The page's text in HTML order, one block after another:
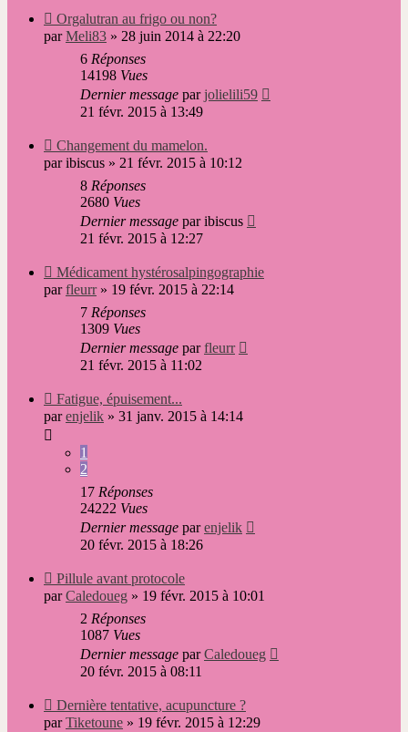
Nouveau
message
Orgalutran au frigo ou non?
parMeli83 » 28 juin 2014 à 22:20
6 Réponses
14198 Vues
Dernier message parjolielili59
21 févr. 2015 à 13:49
Nouveau
message
Changement du mamelon.
paribiscus » 21 févr. 2015 à 10:12
8 Réponses
2680 Vues
Dernier message paribiscus
21 févr. 2015 à 12:27
Nouveau
message
Médicament hystérosalpingographie
parfleurr» 19 févr. 2015 à 22:14
7 Réponses
1309 Vues
Dernier message parfleurr
21 févr. 2015 à 11:02
Nouveau
message
Fatigue, épuisement...
parenjelik » 31 janv. 2015 à 14:14
1
2
17 Réponses
24222 Vues
Dernier message parenjelik
20 févr. 2015 à 18:26
Nouveau
message
Pillule avant protocole
parCaledoueg » 19 févr. 2015 à 10:01
2 Réponses
1087 Vues
Dernier message parCaledoueg
20 févr. 2015 à 08:11
Nouveau
message
Dernière tentative, acupuncture ?
parTiketoune » 19 févr. 2015 à 12:29